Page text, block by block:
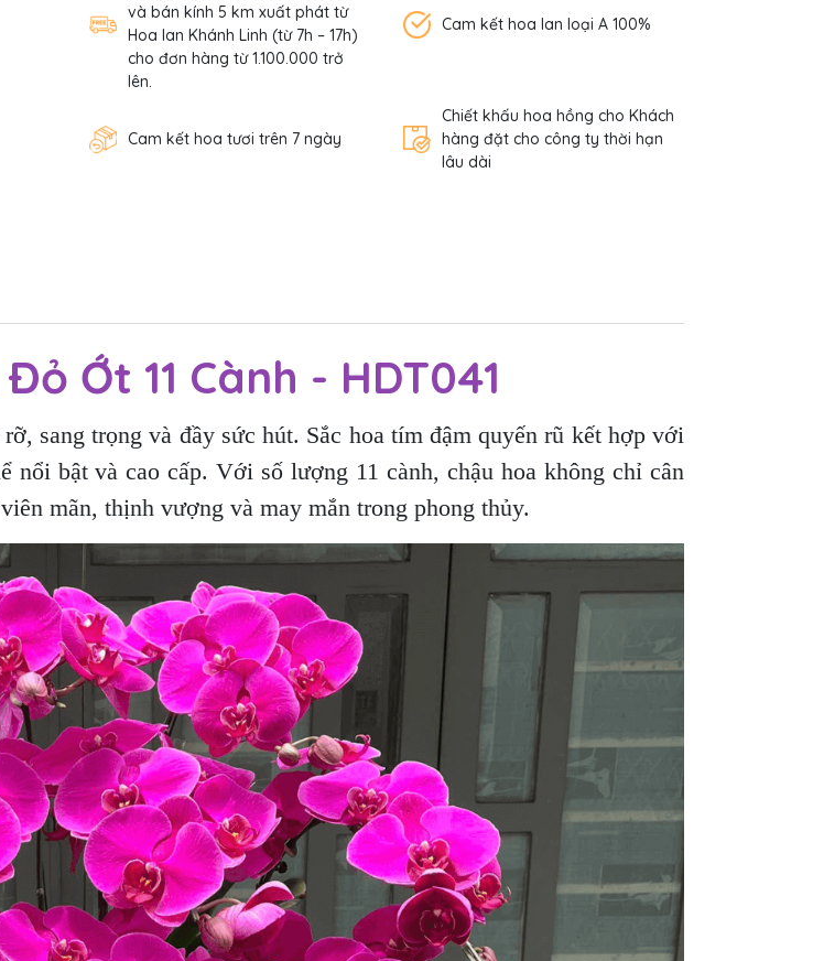
và bán kính 5 km xuất phát từ
Hoa lan Khánh Linh (từ 7h – 17h)
cho đơn hàng từ 1.100.000 trở
lên.
Cam kết hoa lan loại A 100%
Cam kết hoa tươi trên 7 ngày
Chiết khấu hoa hồng cho Khách
hàng đặt cho công ty thời hạn
lâu dài
Ớt 11 Cành - HDT041
sang trọng và đầy sức hút. Sắc hoa tím đậm quyến rũ kết hợp với
nổi bật và cao cấp. Với số lượng 11 cành, chậu hoa không chỉ cân
mãn, thịnh vượng và may mắn trong phong thủy.